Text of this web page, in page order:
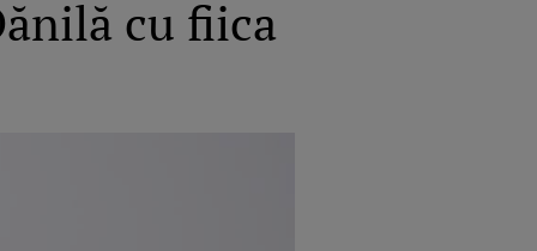
cu fiica